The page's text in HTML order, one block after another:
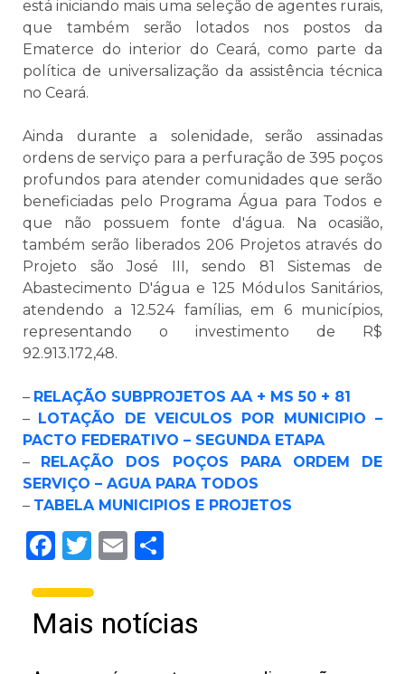
está iniciando mais uma seleção de agentes rurais,
que também serão lotados nos postos da
Ematerce do interior do Ceará, como parte da
política de universalização da assistência técnica
no Ceará.
Ainda durante a solenidade, serão assinadas
ordens de serviço para a perfuração de 395 poços
profundos para atender comunidades que serão
beneficiadas pelo Programa Água para Todos e
que não possuem fonte d'água. Na ocasião,
também serão liberados 206 Projetos através do
Projeto são José III, sendo 81 Sistemas de
Abastecimento D'água e 125 Módulos Sanitários,
atendendo a 12.524 famílias, em 6 municípios,
representando o investimento de R$
92.913.172,48.
– RELAÇÃO SUBPROJETOS AA + MS 50 + 81
– LOTAÇÃO DE VEICULOS POR MUNICIPIO –
PACTO FEDERATIVO – SEGUNDA ETAPA
– RELAÇÃO DOS POÇOS PARA ORDEM DE
SERVIÇO – AGUA PARA TODOS
– TABELA MUNICIPIOS E PROJETOS
Facebook
Twitter
Email
Mais notícias